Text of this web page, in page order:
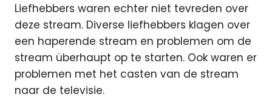
Liefhebbers waren echter niet tevreden over
deze stream. Diverse liefhebbers klagen over
een haperende stream en problemen om de
stream überhaupt op te starten. Ook waren er
problemen met het casten van de stream
naar de televisie.